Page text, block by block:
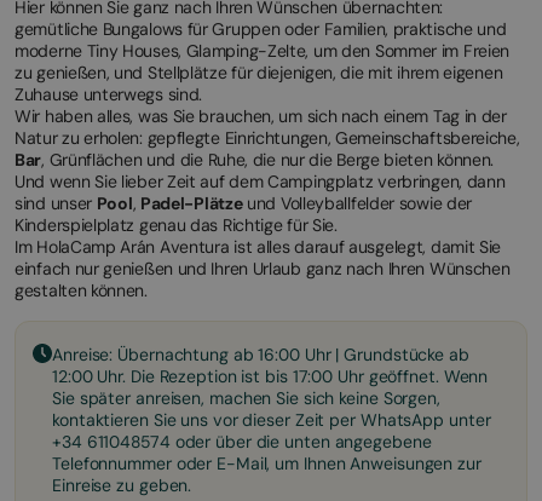
Hier können Sie ganz nach Ihren Wünschen übernachten:
gemütliche Bungalows für Gruppen oder Familien, praktische und
moderne Tiny Houses, Glamping-Zelte, um den Sommer im Freien
zu genießen, und Stellplätze für diejenigen, die mit ihrem eigenen
Zuhause unterwegs sind.
Wir haben alles, was Sie brauchen, um sich nach einem Tag in der
Natur zu erholen: gepflegte Einrichtungen, Gemeinschaftsbereiche,
Bar, Grünflächen und die Ruhe, die nur die Berge bieten können.
Und wenn Sie lieber Zeit auf dem Campingplatz verbringen, dann
sind unser Pool, Padel-Plätzeund Volleyballfelder sowie der
Kinderspielplatz genau das Richtige für Sie.
Im HolaCamp Arán Aventura ist alles darauf ausgelegt, damit Sie
einfach nur genießen und Ihren Urlaub ganz nach Ihren Wünschen
gestalten können.
Anreise: Übernachtung ab 16:00 Uhr | Grundstücke ab
12:00 Uhr. Die Rezeption ist bis 17:00 Uhr geöffnet. Wenn
Sie später anreisen, machen Sie sich keine Sorgen,
kontaktieren Sie uns vor dieser Zeit per WhatsApp unter
+34 611048574 oder über die unten angegebene
Telefonnummer oder E-Mail, um Ihnen Anweisungen zur
Einreise zu geben.